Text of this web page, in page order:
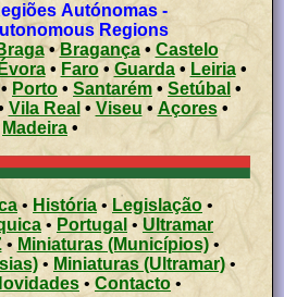
-
Regions
•Bragança• Castelo
Évora• Faro•Guarda• Leiria•
• Porto • Santarém • Setúbal •
Vila Real • Viseu • Açores •
Madeira •
• História • Legislação •
• Portugal •Ultramar
• Miniaturas (Municípios)•
• Miniaturas (Ultramar)•
• Contacto •